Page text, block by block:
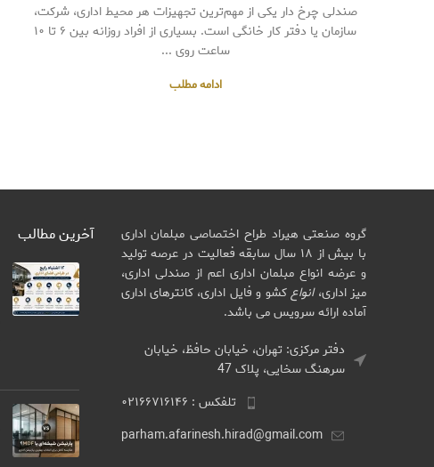
صندلی چرخ دار یکی از مهم‌ترین تجهیزات هر محیط اداری، شرکت،
سازمان یا دفتر کار خانگی است. بسیاری از افراد روزانه بین ۶ تا ۱۰
ساعت روی ...
ادامه مطلب
گروه صنعتی هیراد طراح اختصاصی مبلمان اداری
با بیش از ۱۸ سال سابقه فعالیت در عرصه تولید
و عرضه انواع مبلمان اداری اعم از صندلی اداری،
میز اداری،انواعکشو و فایل اداری، کانترهای اداری
آماده ارائه سرویس می باشد.
دفتر مرکزی: تهران، خیابان حافظ، خیابان
سرهنگ سخایی، پلاک 47
تلفکس : ۰۲۱۶۶۷۱۶۱۴۶
parham.afarinesh.hirad@gmail.com
آخرین مطالب